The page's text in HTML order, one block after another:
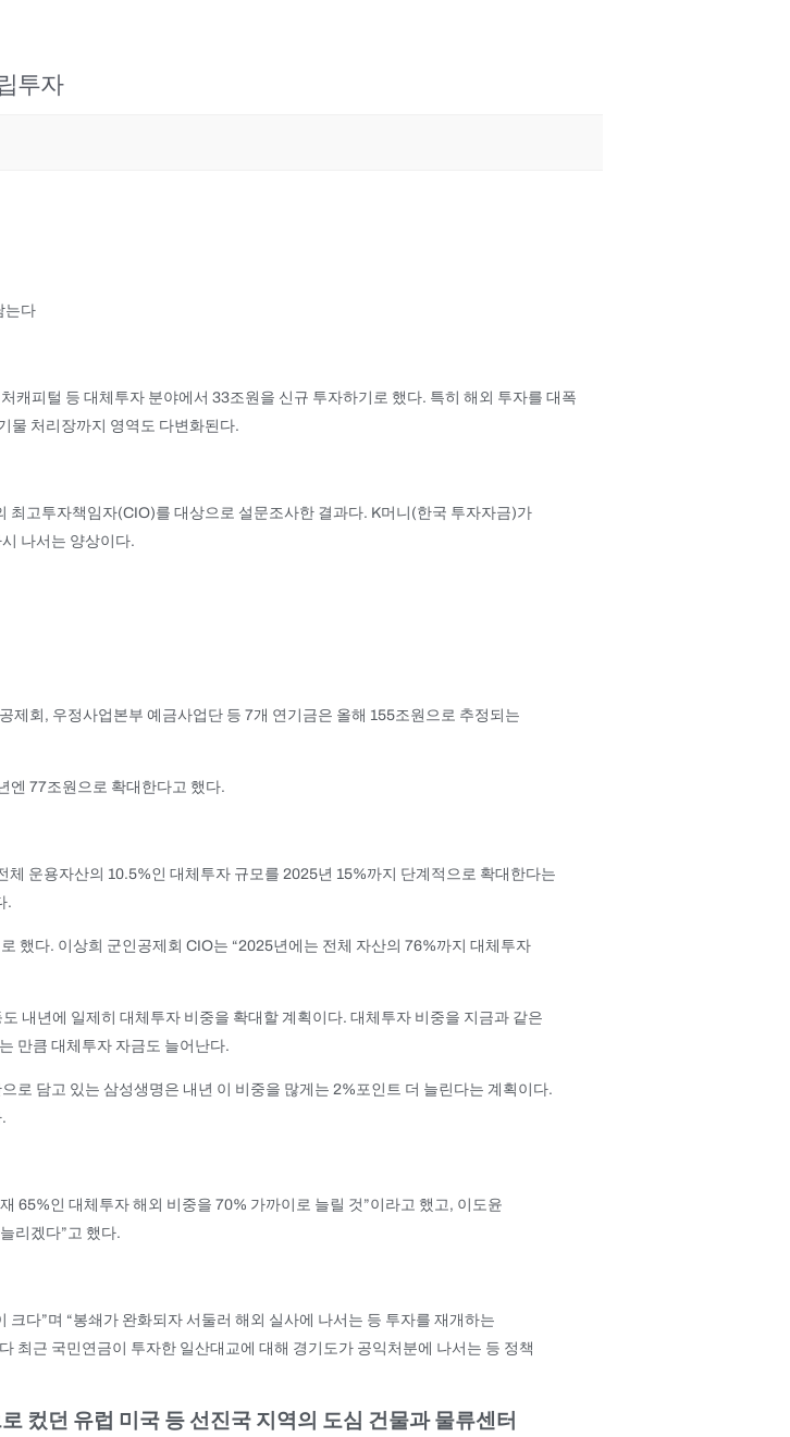
투자
는다
캐피털 등 대체투자 분야에서 33조원을 신규 투자하기로 했다. 특히 해외 투자를 대폭
물 처리장까지 영역도 다변화된다.
고투자책임자(CIO)를 대상으로 설문조사한 결과다. K머니(한국 투자자금)가
나서는 양상이다.
회, 우정사업본부 예금사업단 등 7개 연기금은 올해 155조원으로 추정되는
엔 77조원으로 확대한다고 했다.
운용자산의 10.5%인 대체투자 규모를 2025년 15%까지 단계적으로 확대한다는
.
했다. 이상희 군인공제회 CIO는 “2025년에는 전체 자산의 76%까지 대체투자
내년에 일제히 대체투자 비중을 확대할 계획이다. 대체투자 비중을 지금과 같은
만큼 대체투자 자금도 늘어난다.
로 담고 있는 삼성생명은 내년 이 비중을 많게는 2%포인트 더 늘린다는 계획이다.
65%인 대체투자 해외 비중을 70% 가까이로 늘릴 것”이라고 했고, 이도윤
리겠다”고 했다.
다”며 “봉쇄가 완화되자 서둘러 해외 실사에 나서는 등 투자를 재개하는
최근 국민연금이 투자한 일산대교에 대해 경기도가 공익처분에 나서는 등 정책
컸던 유럽 미국 등 선진국 지역의 도심 건물과 물류센터